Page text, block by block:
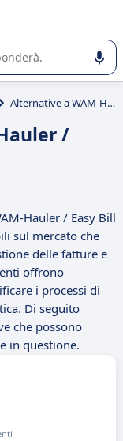
di un
Alternative a WAM-Hauler / Easy Bill & Route
/
Hauler / Easy Bill
sul mercato che
delle fatture e
offrono
i processi di
Di seguito
che possono
in questione.